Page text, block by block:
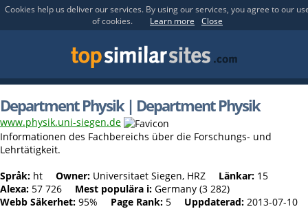
Cookies help us deliver our services. By using our services, you agree to our
of cookies.
Learn more Close
Department Physik | Department Physik
www.physik.uni-siegen.de
Informationen des Fachbereichs über die Forschungs- und
Lehrtätigkeit.
Språk: ht Owner: Universitaet Siegen, HRZ Länkar: 15
Alexa: 57 726 Mest populära i: Germany (3 282)
Webb Säkerhet: 95% Page Rank: 5 Uppdaterad: 2013-07-10